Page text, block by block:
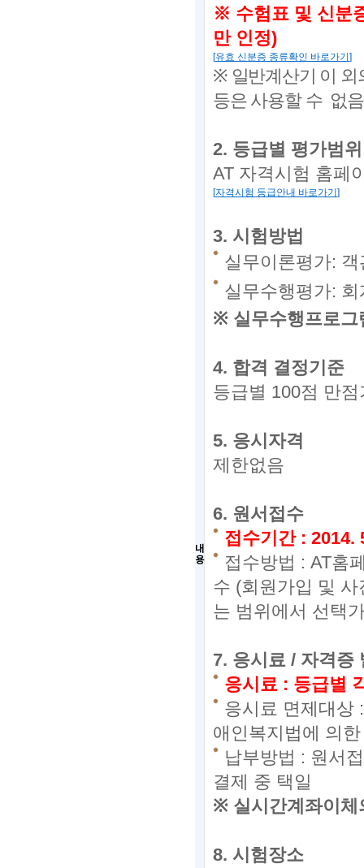
내
용
※ 수험표 및 신분
만 인정)
[유효 신분증 종류확인 바로가기 ]
※ 일반계산기 이
등은 사용할 수 없음
2. 등급별 평가범위
AT 자격시험 홈페
[자격시험 등급안내 바로가기 ]
3. 시험방법
실무이론평가:
실무수행평가:
※ 실무수행프로
4. 합격 결정기준
등급별 100점 만
5. 응시자격
제한없음
6. 원서접수
접수기간 : 2014.
접수방법 : AT홈
수 (회원가입 및
는 범위에서 선택
7. 응시료 / 자격증
응시료 : 등급별
응시료 면제대상
애인복지법에 의
납부방법 : 원서
결제 중 택일
※ 실시간계좌이
8. 시험장소